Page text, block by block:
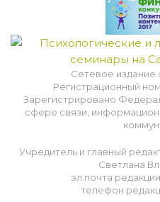
Сетевое издание
Регистрационный
Зарегистрировано
сфере связи,
Учредитель и главный
Светлана
эл.почта
телефон